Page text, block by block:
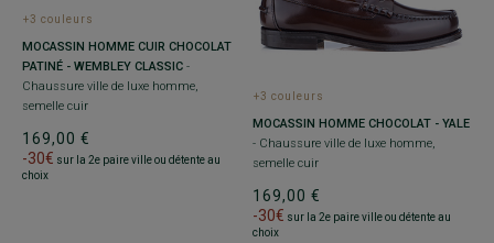
+3 couleurs
MOCASSIN HOMME CUIR CHOCOLAT
PATINÉ - WEMBLEY CLASSIC -
Chaussure ville de luxe homme,
semelle cuir
169,00 €
-30€ sur la 2e paire ville ou détente au
choix
+3 couleurs
MOCASSIN HOMME CHOCOLAT - YALE
- Chaussure ville de luxe homme,
semelle cuir
169,00 €
-30€ sur la 2e paire ville ou détente au
choix